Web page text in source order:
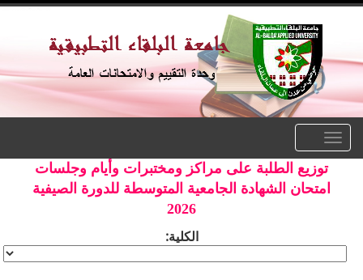
navigation
توزيع الطلبة على مراكز ومختبرات وأيام وجلسات
امتحان الشهادة الجامعية المتوسطة للدورة الصيفية
2026
الكلية: